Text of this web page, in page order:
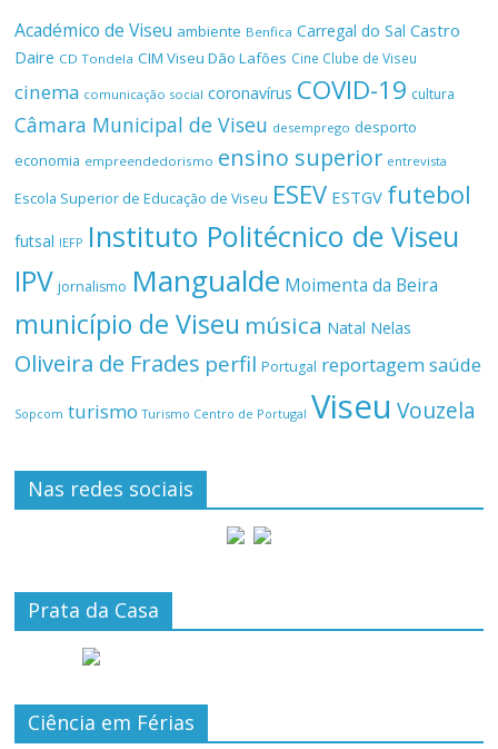
Académico de Viseu ambiente Benfica Carregal do Sal Castro
Daire CD Tondela CIM Viseu Dão Lafões Cine Clube de Viseu
cinema comunicação social coronavírus COVID-19 cultura
Câmara Municipal de Viseu desemprego desporto
economia empreendedorismo ensino superior entrevista
Escola Superior de Educação de Viseu ESEV ESTGV futebol
futsal IEFP Instituto Politécnico de Viseu
IPV jornalismo Mangualde Moimenta da Beira
município de Viseu música Natal Nelas
Oliveira de Frades perfil Portugal reportagemsaúde
Sopcom turismo Turismo Centro de Portugal Viseu Vouzela
Nas redes sociais
Prata da Casa
Ciência em Férias